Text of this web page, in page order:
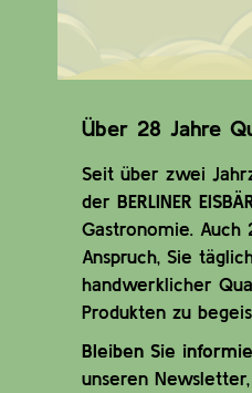
Über 28 Jahre
Seit über zwei
der BERLINER
Gastronomie. Auch
Anspruch, Sie
handwerklicher
Produkten zu
Bleiben Sie
unseren